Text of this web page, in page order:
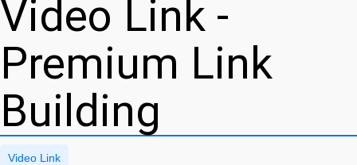
Video Link -
Premium Link
Building
Video Link